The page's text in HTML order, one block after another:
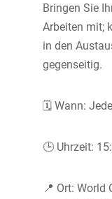
Bringen Sie
Arbeiten mit;
in den
gegenseitig.
🗓 Wann:
🕒 Uhrzeit:
📍 Ort: World